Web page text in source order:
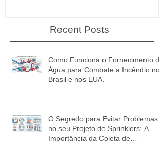
Recent Posts
Como Funciona o Fornecimento de
Água para Combate a Incêndio no
Brasil e nos EUA.
O Segredo para Evitar Problemas
no seu Projeto de Sprinklers: A
Importância da Coleta de